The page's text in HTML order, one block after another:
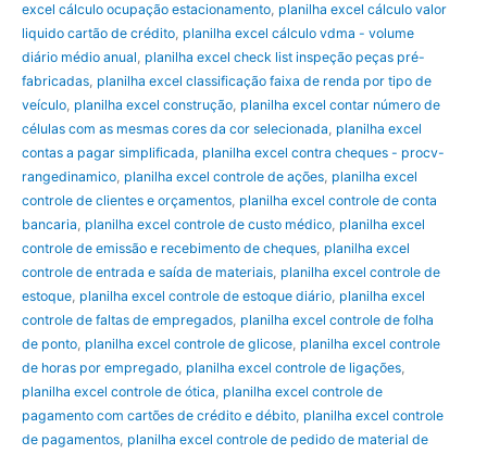
excel cálculo ocupação estacionamento, planilha excel cálculo valor
liquido cartão de crédito, planilha excel cálculo vdma - volume
diário médio anual, planilha excel check list inspeção peças pré-
fabricadas, planilha excel classificação faixa de renda por tipo de
veículo, planilha excel construção, planilha excel contar número de
células com as mesmas cores da cor selecionada, planilha excel
contas a pagar simplificada, planilha excel contra cheques - procv-
rangedinamico, planilha excel controle de ações, planilha excel
controle de clientes e orçamentos, planilha excel controle de conta
bancaria, planilha excel controle de custo médico, planilha excel
controle de emissão e recebimento de cheques, planilha excel
controle de entrada e saída de materiais, planilha excel controle de
estoque, planilha excel controle de estoque diário, planilha excel
controle de faltas de empregados, planilha excel controle de folha
de ponto, planilha excel controle de glicose, planilha excel controle
de horas por empregado, planilha excel controle de ligações,
planilha excel controle de ótica, planilha excel controle de
pagamento com cartões de crédito e débito, planilha excel controle
de pagamentos, planilha excel controle de pedido de material de